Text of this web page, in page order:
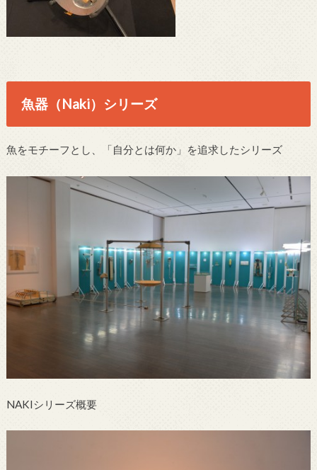
魚器（Naki）シリーズ
魚をモチーフとし、「自分とは何か」を追求したシリーズ
NAKIシリーズ概要